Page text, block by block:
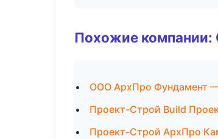
Похожие компании:
ООО АрхПро Фундамент
Проект-Строй Build
Проект-Строй АрхПро